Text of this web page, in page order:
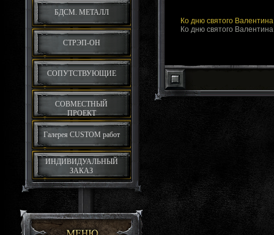
БДСМ. МЕТАЛЛ
СТРЭП-ОН
СОПУТСТВУЮЩИЕ
СОВМЕСТНЫЙ
ПРОЕКТ
Галерея CUSTOM работ
ИНДИВИДУАЛЬНЫЙ
ЗАКАЗ
Ко дню святого Валентина
Ко дню святого Валентина